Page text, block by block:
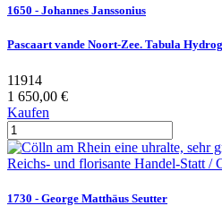
1650 - Johannes Janssonius
Pascaart vande Noort-Zee. Tabula
11914
1 650,00 €
Kaufen
1730 - George Matthäus Seutter